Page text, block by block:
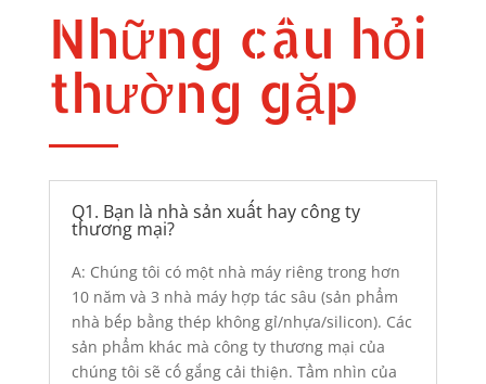
Những câu hỏi
thường gặp
Q1. Bạn là nhà sản xuất hay công ty
thương mại?
A: Chúng tôi có một nhà máy riêng trong hơn
10 năm và 3 nhà máy hợp tác sâu (sản phẩm
nhà bếp bằng thép không gỉ/nhựa/silicon). Các
sản phẩm khác mà công ty thương mại của
chúng tôi sẽ cố gắng cải thiện. Tầm nhìn của